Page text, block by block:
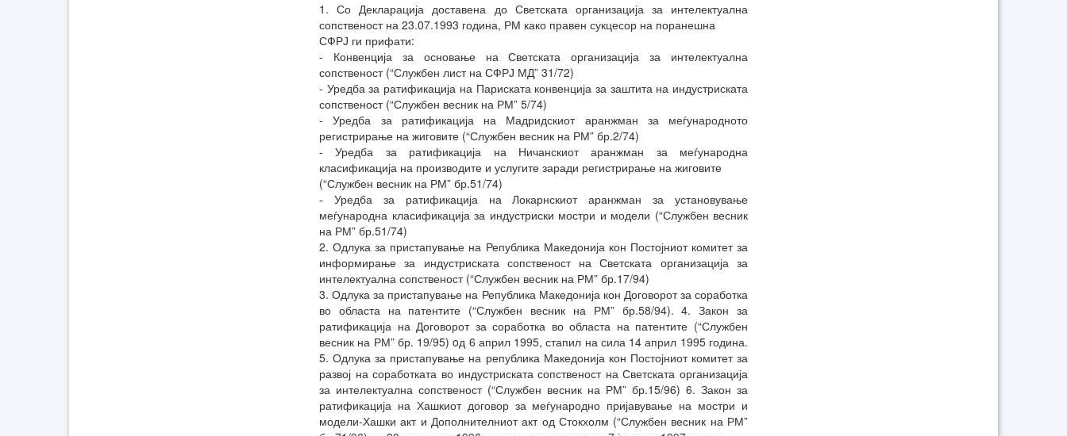
1. Со Декларација доставена до Светската организација за интелектуална
сопственост на 23.07.1993 година, РМ како правен сукцесор на поранешна
СФРЈ ги прифати:
- Конвенција за основање на Светската организација за интелектуална
сопственост (“Службен лист на СФРЈ МД” 31/72)
- Уредба за ратификација на Париската конвенција за заштита на индустриската
сопственост (“Службен весник на РМ” 5/74)
- Уредба за ратификација на Мадридскиот аранжман за меѓународното
регистрирање на жиговите (“Службен весник на РМ” бр.2/74)
- Уредба за ратификација на Ничанскиот аранжман за меѓународна
класификација на производите и услугите заради регистрирање на жиговите
(“Службен весник на РМ” бр.51/74)
- Уредба за ратификација на Локарнскиот аранжман за установување
меѓународна класификација за индустриски мостри и модели (“Службен весник
на РМ” бр.51/74)
2. Одлука за пристапување на Република Македонија кон Постојниот комитет за
информирање за индустриската сопственост на Светската организација за
интелектуална сопственост (“Службен весник на РМ” бр.17/94)
3. Одлука за пристапување на Република Македонија кон Договорот за соработка
во областа на патентите (“Службен весник на РМ” бр.58/94). 4. Закон за
ратификација на Договорот за соработка во областа на патентите (“Службен
весник на РМ” бр. 19/95) oд 6 април 1995, стапил на сила 14 април 1995 година.
5. Одлука за пристапување на република Македонија кон Постојниот комитет за
развој на соработката во индустриската сопственост на Светската организација
за интелектуална сопственост (“Службен весник на РМ” бр.15/96) 6. Закон за
ратификација на Хашкиот договор за меѓународно пријавување на мостри и
модели-Хашки акт и Дополнителниот акт од Стокхолм (“Службен весник на РМ”